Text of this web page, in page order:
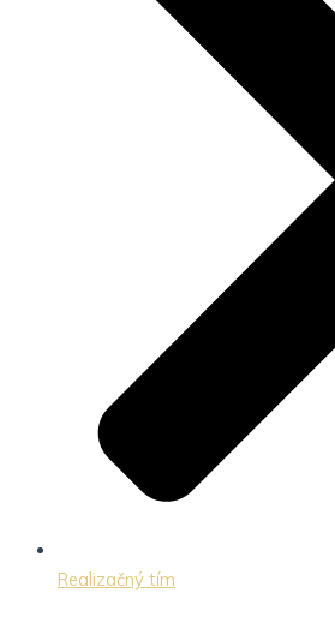
Realizačný tím